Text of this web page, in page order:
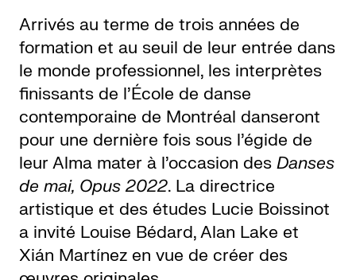
Arrivés au terme de trois années de
formation et au seuil de leur entrée dans
le monde professionnel, les interprètes
finissants de l’École de danse
contemporaine de Montréal danseront
pour une dernière fois sous l’égide de
leur Alma mater à l’occasion des Danses
de mai, Opus 2022. La directrice
artistique et des études Lucie Boissinot
a invité Louise Bédard, Alan Lake et
Xián Martínez en vue de créer des